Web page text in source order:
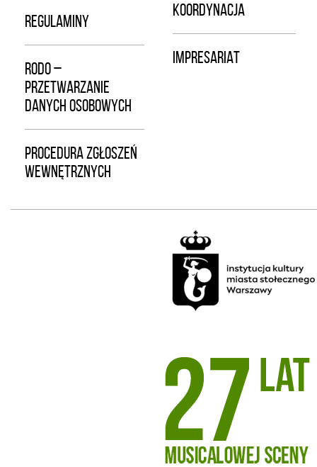
REGULAMINY
RODO –
PRZETWARZANIE
DANYCH OSOBOWYCH
PROCEDURA ZGŁOSZEŃ
WEWNĘTRZNYCH
KOORDYNACJA
IMPRESARIAT